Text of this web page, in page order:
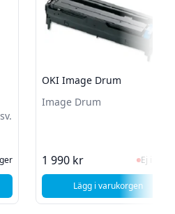
besök produktsidan för
Black - 6000s. - motsv. TN-6600
OKI Image Drum
Image Drum
1 990 kr Ej i
Ej i lager
Lägg i varukorgen
, OKI Image